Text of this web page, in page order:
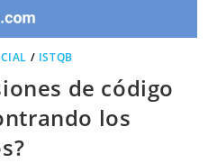
/ ISTQB
de código
los